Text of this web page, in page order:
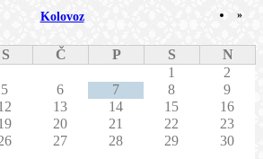
Kolovoz »
S Č P S
N
1
2
5 6 7 8
9
13 14 15
16
20 21 22
23
27 28 29
30